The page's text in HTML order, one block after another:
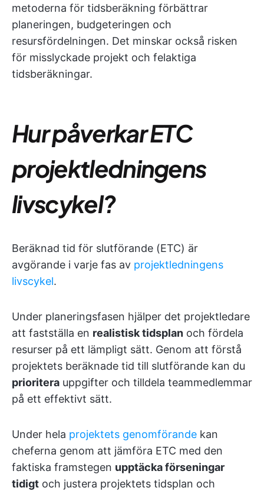
metoderna för tidsberäkning förbättrar
planeringen, budgeteringen och
resursfördelningen. Det minskar också risken
för misslyckade projekt och felaktiga
tidsberäkningar.
Hur påverkar ETC
projektledningens
livscykel?
Beräknad tid för slutförande (ETC) är
avgörande i varje fas av projektledningens
livscykel.
Under planeringsfasen hjälper det projektledare
att fastställa en realistisk tidsplan och fördela
resurser på ett lämpligt sätt. Genom att förstå
projektets beräknade tid till slutförande kan du
prioritera uppgifter och tilldela teammedlemmar
på ett effektivt sätt.
Under hela projektets genomförande kan
cheferna genom att jämföra ETC med den
faktiska framstegen upptäcka förseningar
tidigt och justera projektets tidsplan och